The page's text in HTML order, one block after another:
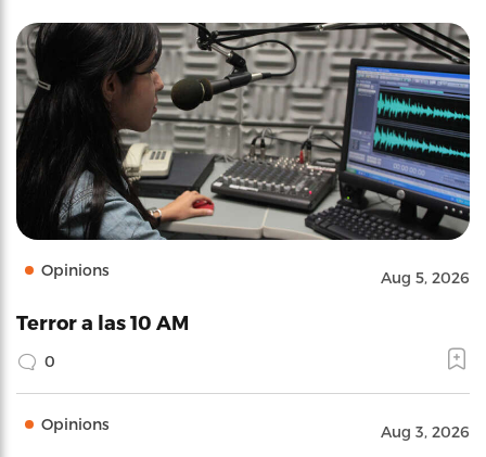
Opinions Aug 5, 2026
Terror a las 10 AM
0
Opinions Aug 3, 2026